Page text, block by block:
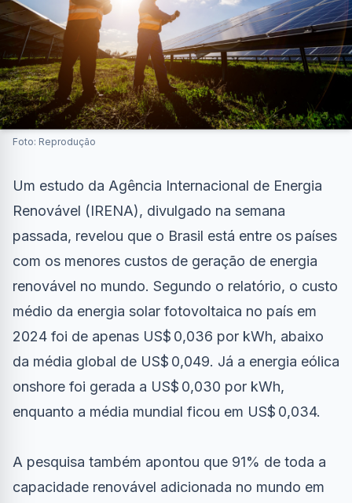
Foto: Reprodução
Um estudo da Agência Internacional de Energia
Renovável (IRENA), divulgado na semana
passada, revelou que o Brasil está entre os países
com os menores custos de geração de energia
renovável no mundo. Segundo o relatório, o custo
médio da energia solar fotovoltaica no país em
2024 foi de apenas US$ 0,036 por kWh, abaixo
da média global de US$ 0,049. Já a energia eólica
onshore foi gerada a US$ 0,030 por kWh,
enquanto a média mundial ficou em US$ 0,034.
A pesquisa também apontou que 91% de toda a
capacidade renovável adicionada no mundo em